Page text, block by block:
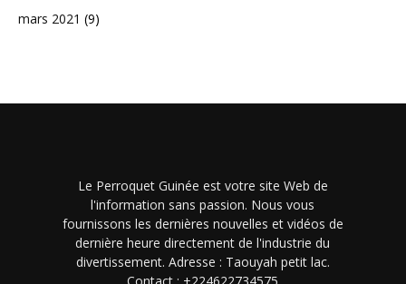
mars 2021 (9)
Le Perroquet Guinée est votre site Web de
l'information sans passion. Nous vous
fournissons les dernières nouvelles et vidéos de
dernière heure directement de l'industrie du
divertissement. Adresse : Taouyah petit lac.